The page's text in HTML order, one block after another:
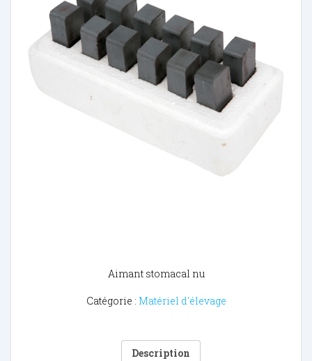
Aimant stomacal nu
Catégorie : Matériel d'élevage
Description